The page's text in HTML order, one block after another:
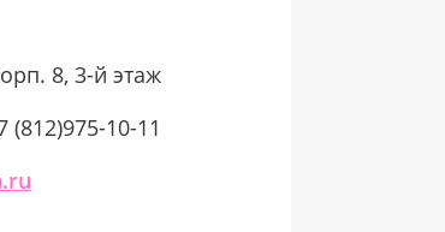
8, 3-й этаж
(812)975-10-11